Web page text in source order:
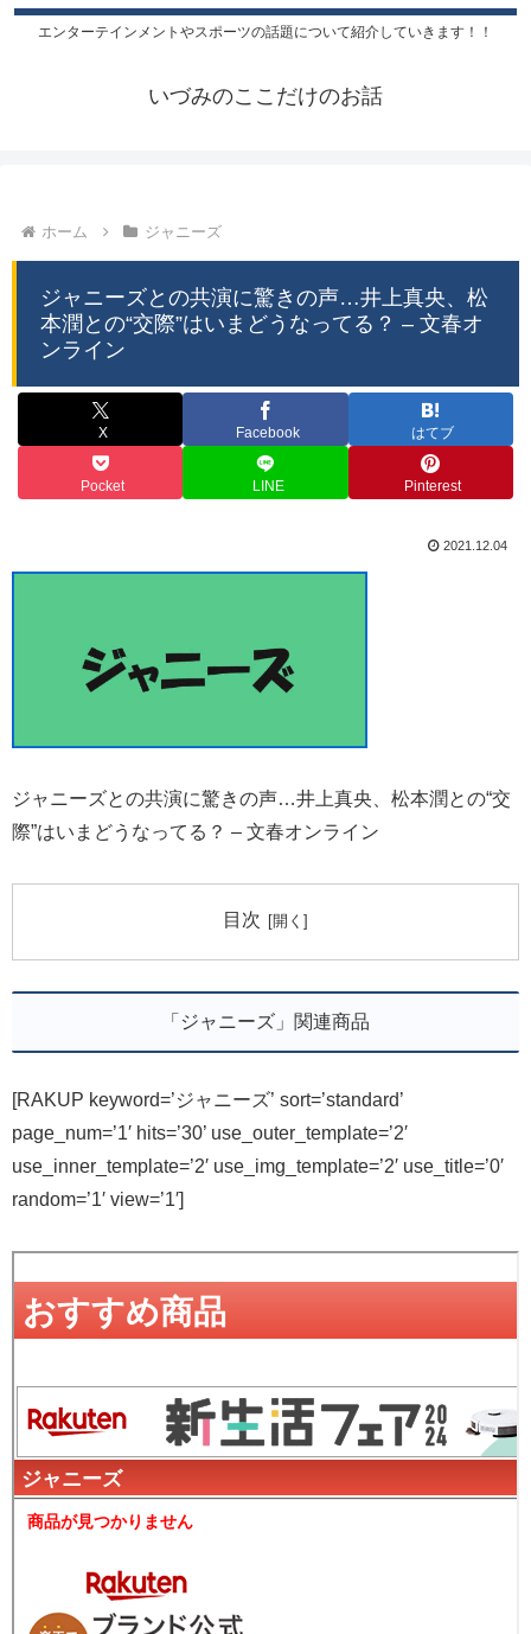
エンターテインメントやスポーツの話題について紹介していきます！！
いづみのここだけのお話
ホーム ジャニーズ
ジャニーズとの共演に驚きの声…井上真央、松
本潤との“交際”はいまどうなってる？ – 文春オ
ンライン
X Facebook はてブ
Pocket LINE Pinterest
2021.12.04
ジャニーズとの共演に驚きの声…井上真央、松本潤との“交
際”はいまどうなってる？ – 文春オンライン
目次
「ジャニーズ」関連商品
[RAKUP keyword=’ジャニーズ’ sort=’standard’
page_num=’1′ hits=’30’ use_outer_template=’2′
use_inner_template=’2′ use_img_template=’2′ use_title=’0′
random=’1′ view=’1′]